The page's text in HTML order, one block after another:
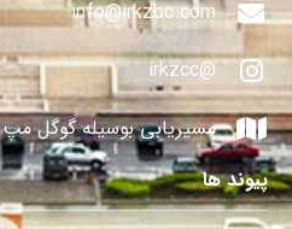
info@irkzbc.com
@irkzcc
مسیریابی بوسیله گوگل مپ
پیوند ها